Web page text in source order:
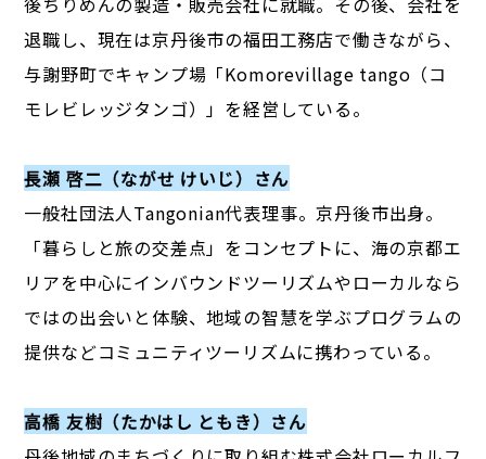
退職し、現在は京丹後市の福田工務店で働きながら、
与謝野町でキャンプ場「Komorevillage tango（コ
モレビレッジタンゴ）」を経営している。
長瀬 啓二（ながせ けいじ）さん
一般社団法人Tangonian代表理事。京丹後市出身。
「暮らしと旅の交差点」をコンセプトに、海の京都エ
リアを中心にインバウンドツーリズムやローカルなら
ではの出会いと体験、地域の智慧を学ぶプログラムの
提供などコミュニティツーリズムに携わっている。
高橋 友樹（たかはし ともき）さん